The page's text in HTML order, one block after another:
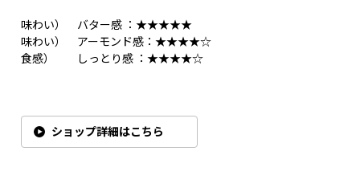
味わい） バター感 ：★★★★★
味わい） アーモンド感：★★★★☆
食感） しっとり感 ：★★★★☆
ショップ詳細はこちら